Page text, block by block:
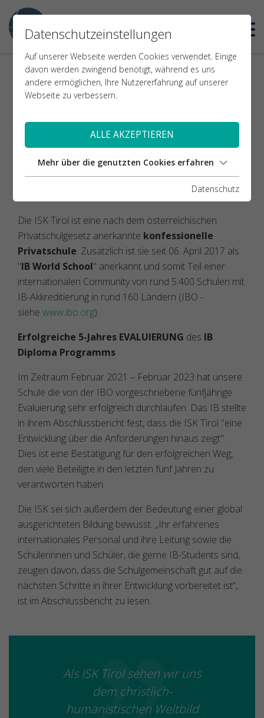
STRATEGISCHER ANSATZ
„At the International School Kufstein Tirol, we
strive to support our students’ development into
informed, active and responsible citizens of the
Statement)
UnserLeitbildsowie das innovative„Learner
Profile“ der IBO(International Baccalaureate
Organization) stehen im Mittelpunkt des Lehr- und
Die ISK Tirol ist eine nach dem österreichischen
Privatschulgesetz anerkannte konfessionelle
Privatschule. Zusätzlich ist sie seit 06. April 2017 als
"IB World School" anerkannt und somit Teil einer
internationalen Community von rund 5.400 Schulen mit
IB-Akkreditierung in rund 160 Ländern (IBO -
siehe www.ibo.org).
Erfolgreiche 5-Jahres EVALUIERUNG des IB
Diploma Programms
Im Zeitraum Februar 2021 – Februar 2023 hat unsere
Schule die von der IBO vorgeschriebene fünfjährige
Evaluierung sehr erfolgreich durchlaufen. Das IB stellte
in ihrem Abschlussbericht fest, dass die ISK Tirol "eine
Entwicklung über die Anforderungen hinaus zeigt".
Dies ist eine Bestätigung für den erfolgreichen Weg,
den viele Beteiligte in den letzten fünf Jahren zu
verantworten haben.
Die ISK sei sich außerdem der Bedeutung einer global
ausgerichteten Bildung bewusst. „Ihr erfahrenes
internationales Personal und ihre Leitung sowie die
Schülerinnen und Schüler, die gerne IB-Students sind,
zeugen davon, dass die Schulgemeinschaft gut auf die
nächsten Schritte in ihrer Entwicklung vorbereitet ist“,
ist im Abschlussbericht zu lesen.
Als ISK Tirol sehen wir uns
dem christlich-
humanistischen Weltbild
Datenschutzeinstellungen
Auf unserer Webseite werden Cookies verwendet. Einige
davon werden zwingend benötigt, während es uns
andere ermöglichen, Ihre Nutzererfahrung auf unserer
Webseite zu verbessern.
ALLE AKZEPTIEREN
Mehr über die genutzten Cookies erfahren
Datenschutz